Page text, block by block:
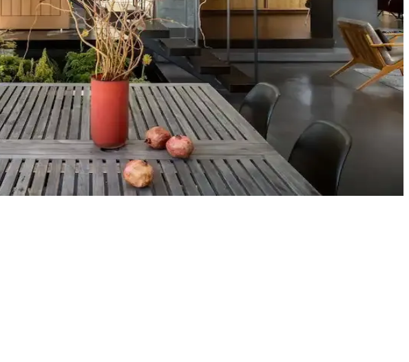
tonlarıyla uyumlu renk ve desen önerileri sunulmaktadır.
alanlarının estetik ve fonksiyonelliğini nasıl etkilediği inceleniyor.
beklentileri aşarken, fiyat ve orijinallik tartışmaları da dikkat çekiyor.
Yöntemleri
kılar. Doğru seçimler verandanın atmosferini ve dış görünümünü güçlendirir.